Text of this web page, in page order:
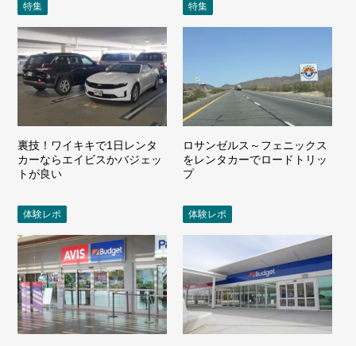
特集
裏技！ワイキキで1日レンタ
カーならエイビスかバジェッ
トが良い
特集
ロサンゼルス～フェニックス
をレンタカーでロードトリッ
プ
体験レポ 体験レポ